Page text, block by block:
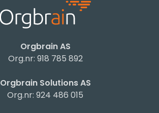
Orgbrain AS
Org.nr: 918 785 892
Orgbrain Solutions AS
Org.nr: 924 486 015